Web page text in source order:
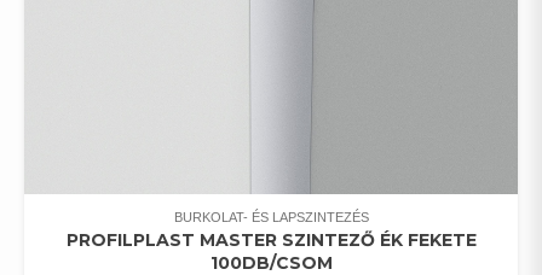
BURKOLAT- ÉS LAPSZINTEZÉS
PROFILPLAST MASTER SZINTEZŐ ÉK FEKETE
100DB/CSOM